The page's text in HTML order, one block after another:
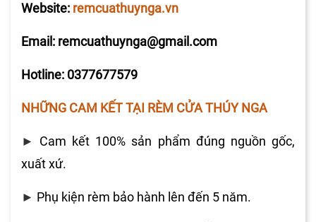
Website: remcuathuynga.vn
Email: remcuathuynga@gmail.com
Hotline: 0377677579
NHỮNG CAM KẾT TẠI RÈM CỬA THÚY NGA
►
Cam kết 100% sản phẩm đúng nguồn gốc,
xuất xứ.
► Phụ kiện rèm bảo hành lên đến 5 năm.